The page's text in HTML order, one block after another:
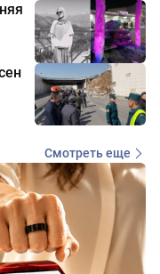
Смотреть еще